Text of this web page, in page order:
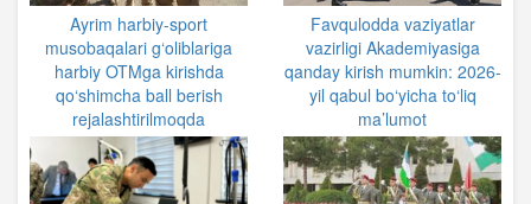
Ayrim harbiy-sport
musobaqalari g‘oliblariga
harbiy OTMga kirishda
qo‘shimcha ball berish
rejalashtirilmoqda
Favqulodda vaziyatlar
vazirligi Akademiyasiga
qanday kirish mumkin: 2026-
yil qabul bo‘yicha to‘liq
ma’lumot